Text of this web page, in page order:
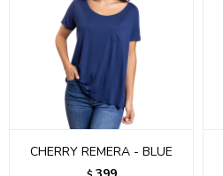
CHERRY REMERA - BLUE